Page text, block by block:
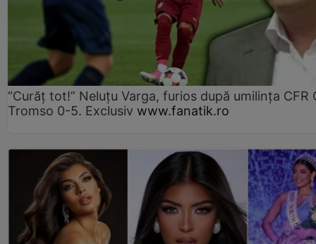
“Curăț tot!” Neluțu Varga, furios după umilința CFR
Tromso 0-5. Exclusiv www.fanatik.ro